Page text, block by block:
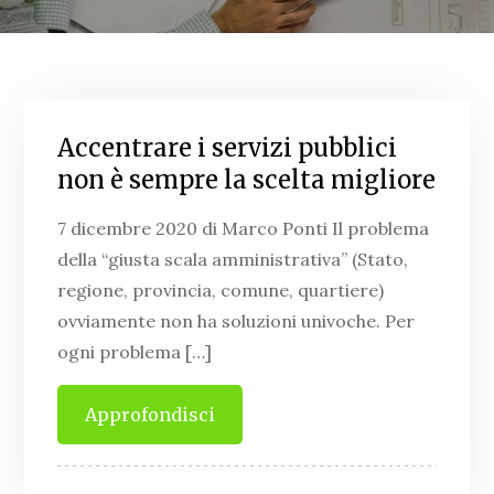
Accentrare i servizi pubblici
non è sempre la scelta migliore
7 dicembre 2020 di Marco Ponti Il problema
della “giusta scala amministrativa” (Stato,
regione, provincia, comune, quartiere)
ovviamente non ha soluzioni univoche. Per
ogni problema […]
Approfondisci